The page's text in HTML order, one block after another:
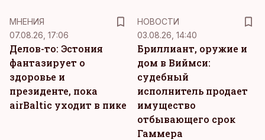
MНЕНИЯ
07.08.26, 17:06
Делов-то: Эстония
фантазирует о
здоровье и
президенте, пока
airBaltic уходит в пике
НОВОСТИ
03.08.26, 14:40
Бриллиант, оружие и
дом в Виймси:
судебный
исполнитель продает
имущество
отбывающего срок
Гаммера